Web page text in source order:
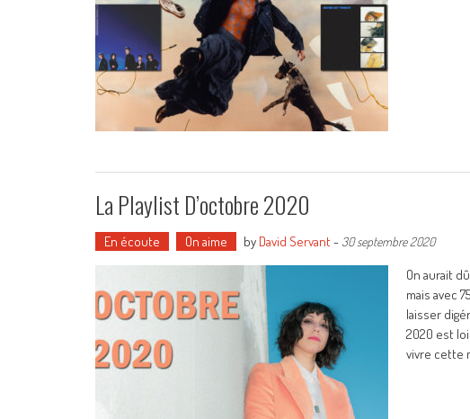
La Playlist D’octobre 2020
En écoute On aime by David Servant- 30 septembre 2020
On aurait
mais avec
laisser
2020 est
vivre cette